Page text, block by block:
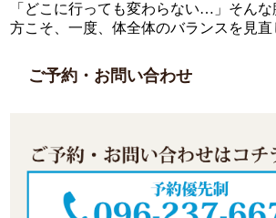
「どこに行っても変わらない…」そん
方こそ、一度、体全体のバランスを見直
ご予約・お問い合わせ